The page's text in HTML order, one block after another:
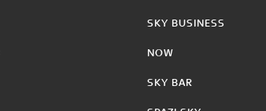
SKY BUSINESS
NOW
SKY BAR